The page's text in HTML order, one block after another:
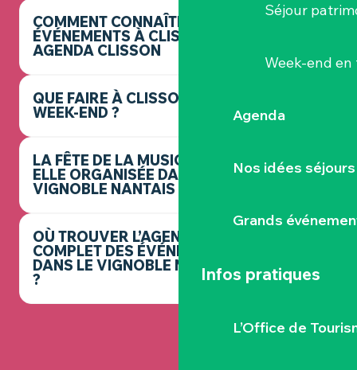
Séjour
Week-end
Agenda
Nos idées séjours
Grands
Infos pratiques
L’Office de
COMMENT CONNAÎTRE LES
ÉVÉNEMENTS À CLISSON ? -
AGENDA CLISSON
QUE FAIRE À CLISSON CE
WEEK-END ?
LA FÊTE DE LA MUSIQUE EST-
ELLE ORGANISÉE DANS LE
VIGNOBLE NANTAIS ?
OÙ TROUVER L’AGENDA
COMPLET DES ÉVÉNEMENTS
DANS LE VIGNOBLE NANTAIS
?